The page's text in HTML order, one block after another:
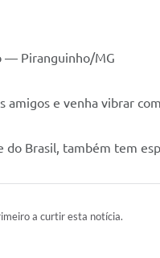
— Piranguinho/MG
amigos e venha vibrar
do Brasil, também tem
a curtir esta notícia.